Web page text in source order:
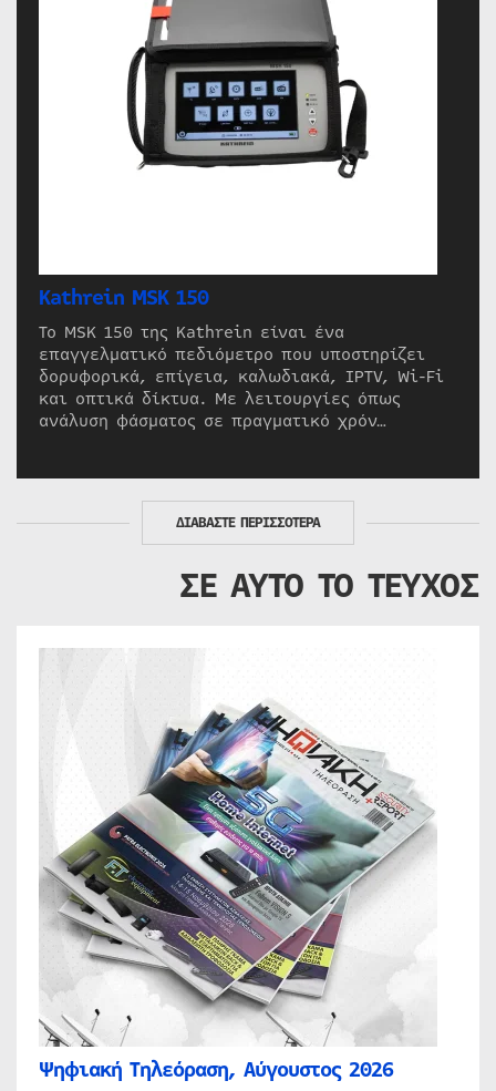
Kathrein MSK 150
Το MSK 150 της Kathrein είναι ένα
επαγγελματικό πεδιόμετρο που υποστηρίζει
δορυφορικά, επίγεια, καλωδιακά, IPTV, Wi-Fi
και οπτικά δίκτυα. Με λειτουργίες όπως
ανάλυση φάσματος σε πραγματικό χρόν…
ΔΙΑΒΑΣΤΕ ΠΕΡΙΣΣΟΤΕΡΑ
ΣΕ ΑΥΤΟ ΤΟ ΤΕΥΧΟΣ
Ψηφιακή Τηλεόραση, Αύγουστος 2026